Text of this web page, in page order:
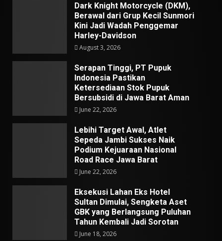
Dark Knight Motorcycle (DKM),
Berawal dari Grup Kecil Sunmori
Kini Jadi Wadah Penggemar
Harley-Davidson
August 3, 2026
Serapan Tinggi, PT Pupuk
Indonesia Pastikan
Ketersediaan Stok Pupuk
Bersubsidi di Jawa Barat Aman
June 22, 2026
Lebihi Target Awal, Atlet
Sepeda Jambi Sukses Naik
Podium Kejuaraan Nasional
Road Race Jawa Barat
June 22, 2026
Eksekusi Lahan Eks Hotel
Sultan Dimulai, Sengketa Aset
GBK yang Berlangsung Puluhan
Tahun Kembali Jadi Sorotan
June 18, 2026